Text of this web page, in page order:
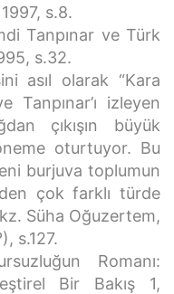
s.8.
Tanpınar ve Türk
s.32.
asıl olarak “Kara
izleyen
çıkışın büyük
oturtuyor. Bu
burjuva toplumun
çok farklı türde
Süha Oğuzertem,
s.127.
Romanı:
Bir Bakış 1,